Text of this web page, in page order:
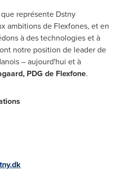
représente Dstny
ambitions de Flexfones, et en
à des technologies et à
notre position de leader de
– aujourd'hui et à
, PDG de Flexfone.